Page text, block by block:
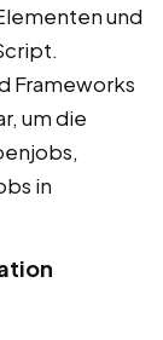
und
Frameworks
um die
in